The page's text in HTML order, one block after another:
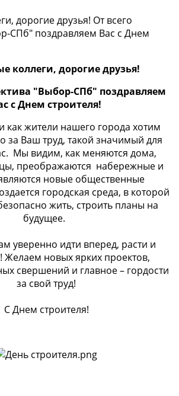
дорогие друзья! От всего
СПб" поздравляем Вас с Днем
коллеги, дорогие друзья!
"Выбор-СПб" поздравляем
с Днем строителя!
как жители нашего города хотим
за Ваш труд, такой значимый для
Мы видим, как меняются дома,
преображаются набережные и
новые общественные
городская среда, в которой
жить, строить планы на
будущее.
уверенно идти вперед, расти и
Желаем новых ярких проектов,
свершений и главное – гордости
за свой труд!
С Днем строителя!